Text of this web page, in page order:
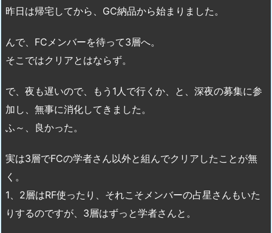
昨日は帰宅してから、GC納品から始まりました。
んで、FCメンバーを待って3層へ。
そこではクリアとはならず。
で、夜も遅いので、もう1人で行くか、と、深夜の募集に参
加し、無事に消化してきました。
ふ～、良かった。
実は3層でFCの学者さん以外と組んでクリアしたことが無
く。
1、2層はRF使ったり、それこそメンバーの占星さんもいた
りするのですが、3層はずっと学者さんと。